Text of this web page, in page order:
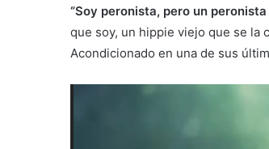
“Soy peronista, pero un
que soy, un hippie viejo que se la
Acondicionado en una de sus